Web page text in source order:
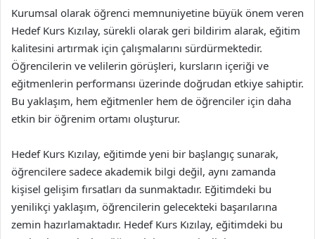
Kurumsal olarak öğrenci memnuniyetine büyük önem veren
Hedef Kurs Kızılay, sürekli olarak geri bildirim alarak, eğitim
kalitesini artırmak için çalışmalarını sürdürmektedir.
Öğrencilerin ve velilerin görüşleri, kursların içeriği ve
eğitmenlerin performansı üzerinde doğrudan etkiye sahiptir.
Bu yaklaşım, hem eğitmenler hem de öğrenciler için daha
etkin bir öğrenim ortamı oluşturur.
Hedef Kurs Kızılay, eğitimde yeni bir başlangıç sunarak,
öğrencilere sadece akademik bilgi değil, aynı zamanda
kişisel gelişim fırsatları da sunmaktadır. Eğitimdeki bu
yenilikçi yaklaşım, öğrencilerin gelecekteki başarılarına
zemin hazırlamaktadır. Hedef Kurs Kızılay, eğitimdeki bu